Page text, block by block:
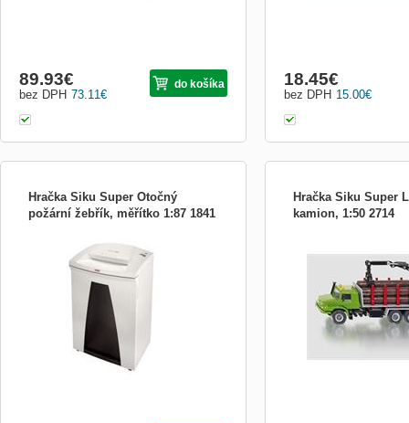
73.11€
bez DPH
89.93€ do košíka
15.00€
bez DPH
18.45€
Hračka Siku Super Otočný
požární žebřík, měřítko 1:87 1841
Hasičské auto s žebříkem a košem. Model
má jak vysouvací žebřík, tak i oporné
vzpěry pro větší stabilitu. Výrobce Siku
působí na trhu více než 90 let. Jeho
produkty se vyznačují především
precizním zpracováním do nejmenších
detailů za použití kvalitních
Hračka Siku Super
kamion, 1:50 2714
generace Mercedes-
nákladní korbou včetně
stromů. Na zadní části
rameno s chapadlem,
°. Gumové pneumatiky
manipulaci při samotné